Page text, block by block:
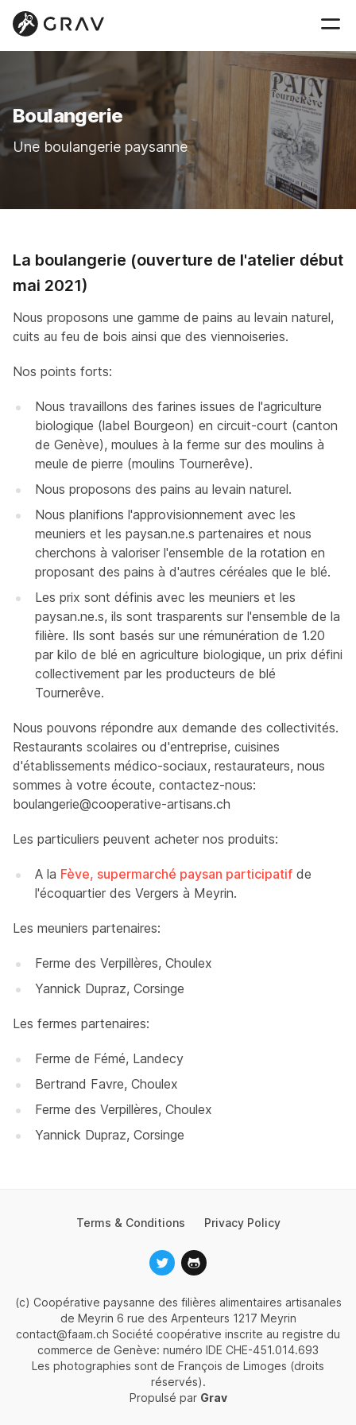
Boulangerie
Une boulangerie paysanne
La boulangerie (ouverture de l'atelier début
mai 2021)
Nous proposons une gamme de pains au levain naturel,
cuits au feu de bois ainsi que des viennoiseries.
Nos points forts:
Nous travaillons des farines issues de l'agriculture
biologique (label Bourgeon) en circuit-court (canton
de Genève), moulues à la ferme sur des moulins à
meule de pierre (moulins Tournerêve).
Nous proposons des pains au levain naturel.
Nous planifions l'approvisionnement avec les
meuniers et les paysan.ne.s partenaires et nous
cherchons à valoriser l'ensemble de la rotation en
proposant des pains à d'autres céréales que le blé.
Les prix sont définis avec les meuniers et les
paysan.ne.s, ils sont trasparents sur l'ensemble de la
filière. Ils sont basés sur une rémunération de 1.20
par kilo de blé en agriculture biologique, un prix défini
collectivement par les producteurs de blé
Tournerêve.
Nous pouvons répondre aux demande des collectivités.
Restaurants scolaires ou d'entreprise, cuisines
d'établissements médico-sociaux, restaurateurs, nous
sommes à votre écoute, contactez-nous:
boulangerie@cooperative-artisans.ch
Les particuliers peuvent acheter nos produits:
A la Fève, supermarché paysan participatif de
l'écoquartier des Vergers à Meyrin.
Les meuniers partenaires:
Ferme des Verpillères, Choulex
Yannick Dupraz, Corsinge
Les fermes partenaires:
Ferme de Fémé, Landecy
Bertrand Favre, Choulex
Ferme des Verpillères, Choulex
Yannick Dupraz, Corsinge
Terms & Conditions Privacy Policy
(c) Coopérative paysanne des filières alimentaires artisanales
de Meyrin 6 rue des Arpenteurs 1217 Meyrin
contact@faam.ch Société coopérative inscrite au registre du
commerce de Genève: numéro IDE CHE-451.014.693
Les photographies sont de François de Limoges (droits
réservés).
Propulsé par Grav